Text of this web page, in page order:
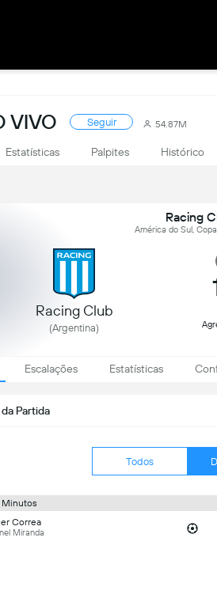
VIVO Seguir 54.87M
Estatísticas Palpites Histórico
Racing
América do Sul,
Racing Club
(Argentina)
Escalações Estatísticas
Partida
Todos
Minutos
Correa
Miranda